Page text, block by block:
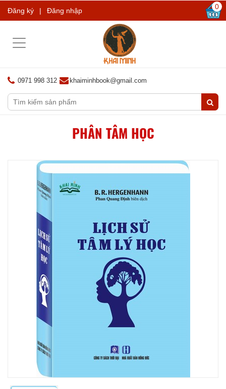
Đăng ký | Đăng nhập 0
Toggle
0971 998 312 khaiminhbook@gmail.com
PHÂN TÂM HỌC